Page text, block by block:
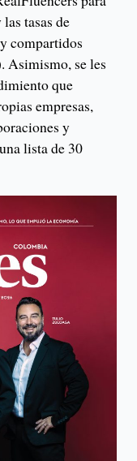
tasas de
compartidos
Asimismo, se les
que
empresas,
y
lista de 30